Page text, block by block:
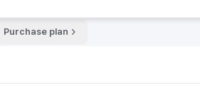
Purchase plan